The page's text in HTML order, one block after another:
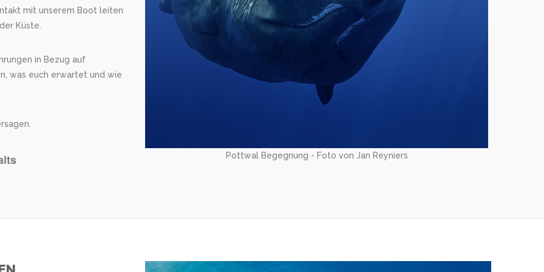
mit unserem Boot leiten
Küste.
in Bezug auf
was euch erwartet und wie
Pottwal Begegnung - Foto von Jan Reyniers